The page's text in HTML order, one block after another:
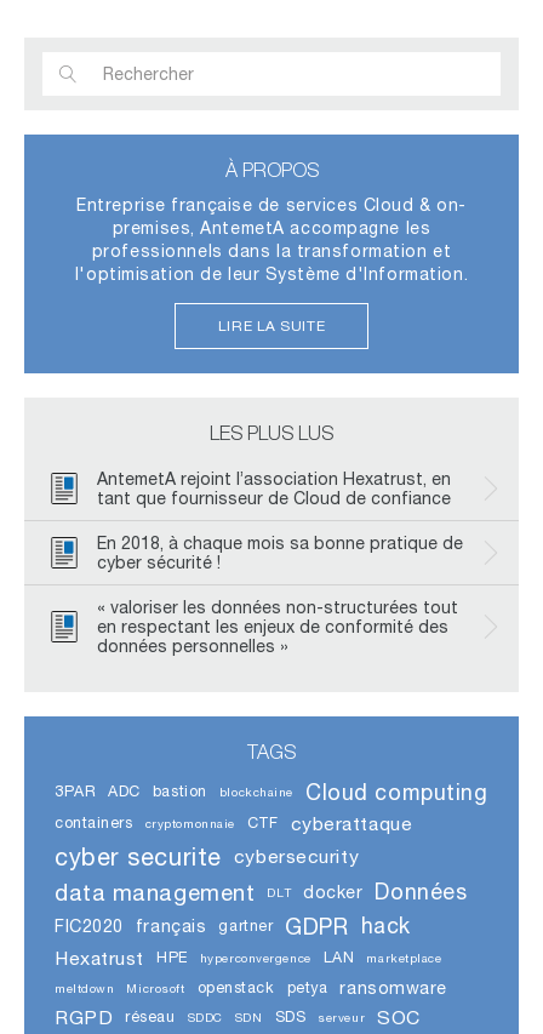
À PROPOS
Entreprise française de services Cloud & on-
premises, AntemetA accompagne les
professionnels dans la transformation et
l'optimisation de leur Système d'Information.
LIRE LA SUITE
LES PLUS LUS
AntemetA rejoint l’association Hexatrust, en
tant que fournisseur de Cloud de confiance
En 2018, à chaque mois sa bonne pratique de
cyber sécurité !
« valoriser les données non-structurées tout
en respectant les enjeux de conformité des
données personnelles »
TAGS
3PAR ADC bastion blockchaine Cloud computing
containers cryptomonnaie CTF cyberattaque
cyber securite cybersecurity
data management DLT docker Données
FIC2020 français gartner GDPR hack
Hexatrust HPE hyperconvergence LAN marketplace
meltdown Microsoft openstack petya ransomware
RGPD réseau SDDC SDN SDS serveur SOC